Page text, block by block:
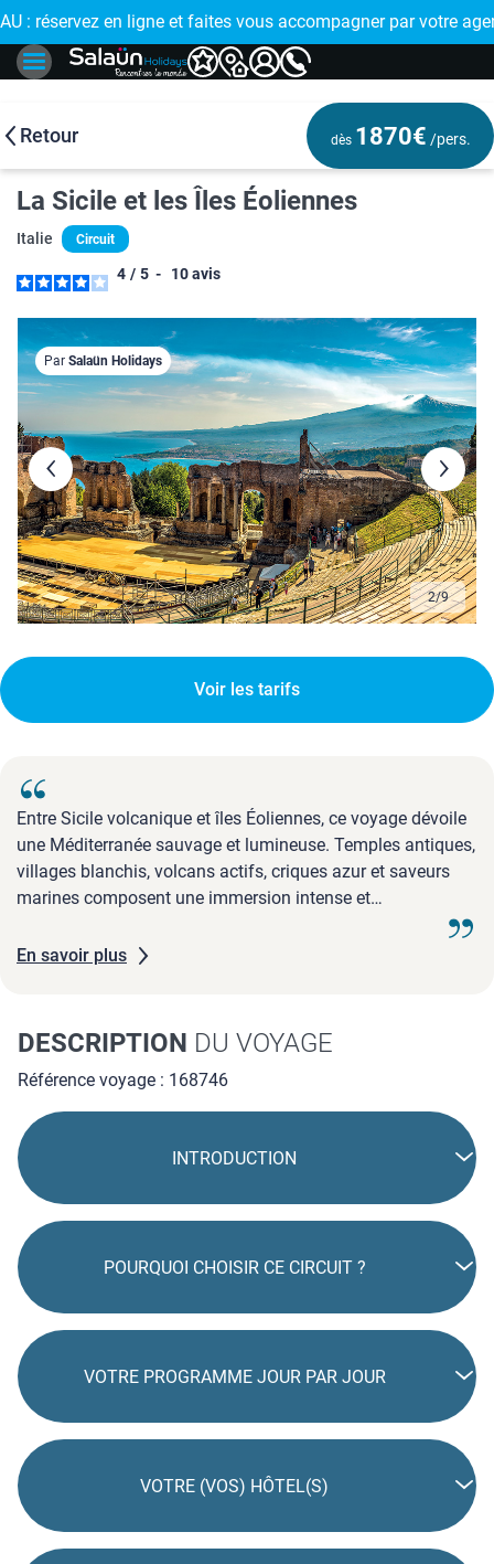
: réservez en ligne et faites vous accompagner par votre 🤩
Retour dès 1870€ /pers.
La Sicile et les Îles Éoliennes
Italie Circuit
4 / 5 - 10avis
3/9
Par Salaün Holidays
Voir les tarifs
Entre Sicile volcanique et îles Éoliennes, ce voyage dévoile
une Méditerranée sauvage et lumineuse. Temples antiques,
villages blanchis, volcans actifs, criques azur et saveurs
marines composent une immersion intense et
En savoir plus
DESCRIPTION DU VOYAGE
Référence voyage : 168746
INTRODUCTION
POURQUOI CHOISIR CE CIRCUIT ?
VOTRE PROGRAMME JOUR PAR JOUR
VOTRE (VOS) HÔTEL(S)